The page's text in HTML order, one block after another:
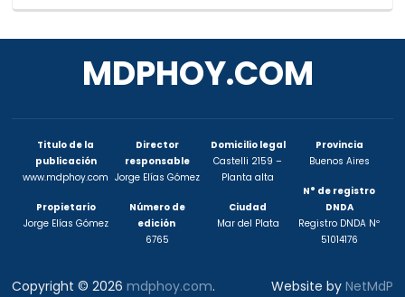
MDPHOY.COM
Titulo de la
publicación
www.mdphoy.com
Propietario
Jorge Elías Gómez
Director
responsable
Jorge Elías Gómez
Número de
edición
6765
Domicilio legal
Castelli 2159 –
Planta alta
Ciudad
Mar del Plata
Provincia
Buenos Aires
N° de registro
DNDA
Registro DNDA Nº
51014176
Copyright © 2026mdphoy.com. Website by NetMdP